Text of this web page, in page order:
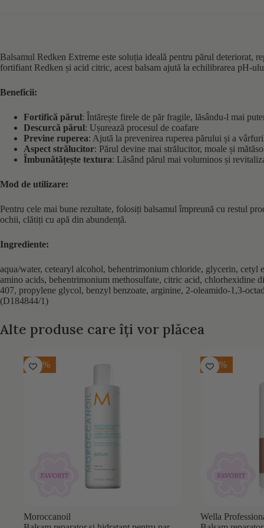
Balsamul Redken Extreme este soluția ideală pentru părul deteriorat,
fortifiant Redken și acid citric, acest balsam ajută la echilibrarea pH-
Beneficii:
Fortifică părul: Întărește firele de păr fragile, lăsându-l mai
Descurcă părul: Ușurează procesul de coafare
Previne ruperea: Ajută la prevenirea ruperea părului și a
Aspect strălucitor: Părul devine mai strălucitor, moale și
Îmbunătățește textura: Lăsând părul mai voluminos și
Mod de utilizare:
Pentru cele mai bune rezultate, folosiți balsamul împreună cu restul
ochii, clătiți cu apă din abundență.
Ingrediente:
aqua/water, cetearyl alcohol, behentrimonium chloride, glycerin,
amino acids, behentrimonium methosulfate, citric acid, chlorhexidine
407, propylene glycol, benzyl benzoate, arginine, 2-oleamido-1,3-
(D184844/1)
Alte produse care îți vor plăcea
-35%
Moroccanoil
-20%
Wella